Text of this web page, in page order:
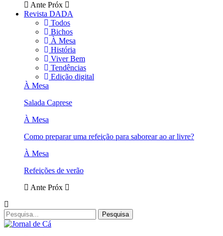
Ante Próx
Revista DADA
Todos
Bichos
À Mesa
História
Viver Bem
Tendências
Edição digital
À Mesa
Salada Caprese
À Mesa
Como preparar uma refeição para saborear ao ar livre?
À Mesa
Refeições de verão
Ante Próx